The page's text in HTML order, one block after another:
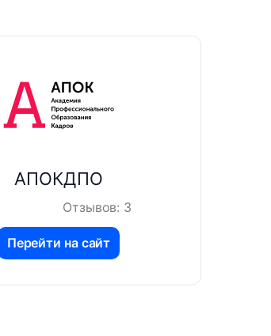
АПОКДПО
Отзывов: 3
Перейти на сайт